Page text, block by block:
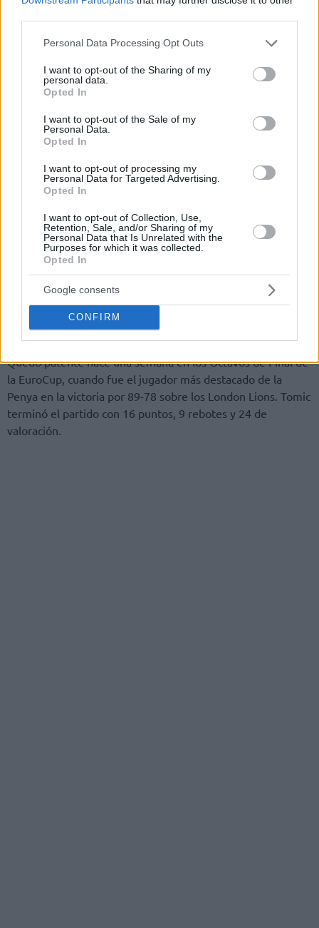
Please note that this website/app uses one or more Google
not limited to your visit or usage behaviour. You may click to
grant or deny consent to Google and its third-party tags to
use your data for below specified purposes in below Google
consent section.
Personal Data Processing Opt Outs
I want to opt-out of the Sharing of my
personal data.
Opted In
I want to opt-out of the Sale of my
Personal Data.
Opted In
I want to opt-out of processing my
Personal Data for Targeted Advertising.
Opted In
I want to opt-out of Collection, Use,
Retention, Sale, and/or Sharing of my
Personal Data that Is Unrelated with the
Purposes for which it was collected.
Opted In
Google consents
CONFIRM
No está nada mal para un jugador que empezó a jugar
la mano delReal Madrid. Tomic permaneció en el máximo
nivel durante más de una década, destacando sus ocho
temporadas en el FC Barcelona.
Su actual contrato con el Joventut expira en el verano de
2025, cuando Tomic tenga 38 años, por lo que aún le queda
gasolina en el depósito.
Quedó patente hace una semana en los Octavos de Final de
la EuroCup, cuando fue el jugador más destacado de la
Penya en la victoria por 89-78 sobre los London Lions. Tomic
terminó el partido con 16 puntos, 9 rebotes y 24 de
valoración.